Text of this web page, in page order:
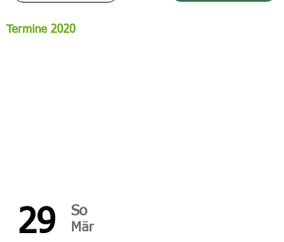
Termine 2020
29 So
Mär